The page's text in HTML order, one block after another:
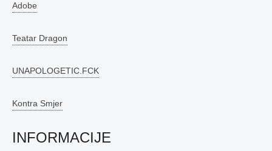
Adobe
Teatar Dragon
UNAPOLOGETIC.FCK
Kontra Smjer
INFORMACIJE